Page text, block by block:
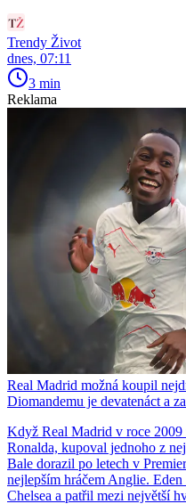
Trendy Život
dnes, 07:11
3 min
Reklama
Real Madrid možná koupil
Diomandemu je devatenáct a
Když Real Madrid v roce 2009
Ronalda, kupoval jednoho z
Bale dorazil po letech v
nejlepším hráčem Anglie.
Chelsea a patřil mezi největší